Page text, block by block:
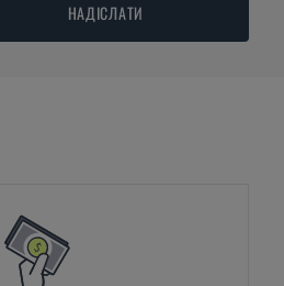
НАДІСЛАТИ